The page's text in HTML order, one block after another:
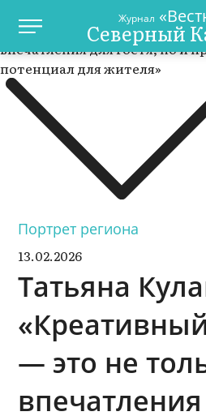
Журнал
Северный
Портрет региона
13.02.2026
Татьяна
— это не